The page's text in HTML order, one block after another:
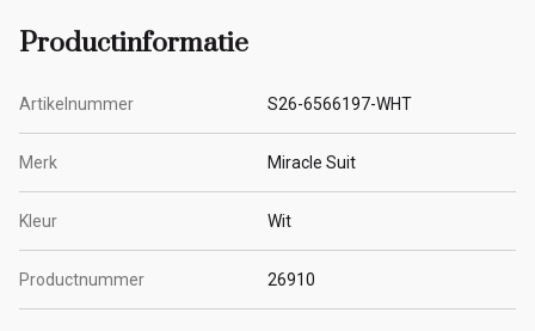
Productinformatie
Artikelnummer S26-6566197-WHT
Merk Miracle Suit
Kleur Wit
Productnummer 26910